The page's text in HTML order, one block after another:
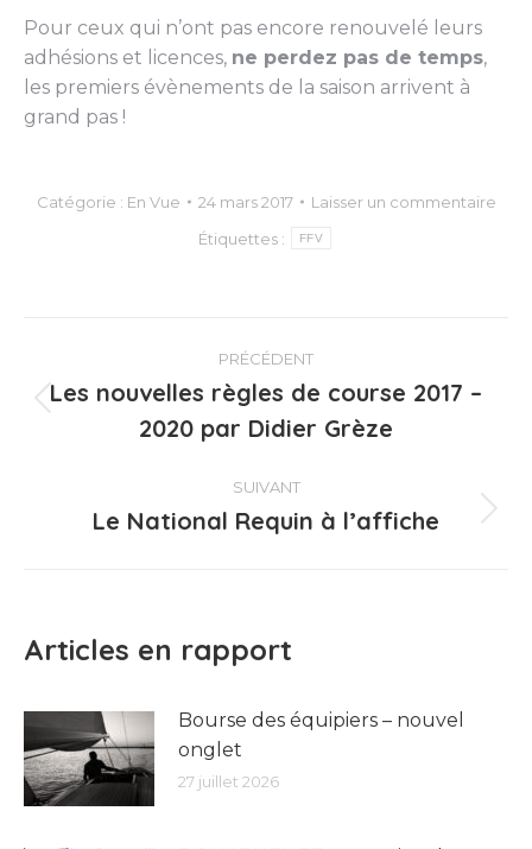
Pour ceux qui n’ont pas encore renouvelé leurs
adhésions et licences, ne perdez pas de temps,
les premiers évènements de la saison arrivent à
grand pas !
Catégorie : En Vue 24 mars 2017
Laisser un commentaire
Étiquettes :
FFV
Navigation
article
PRÉCÉDENT
précédent
Les nouvelles règles de course 2017 –
2020 par Didier Grèze
SUIVANT
Article
Le National Requin à l’affiche
Articles en rapport
Bourse des équipiers – nouvel
onglet
27 juillet 2026